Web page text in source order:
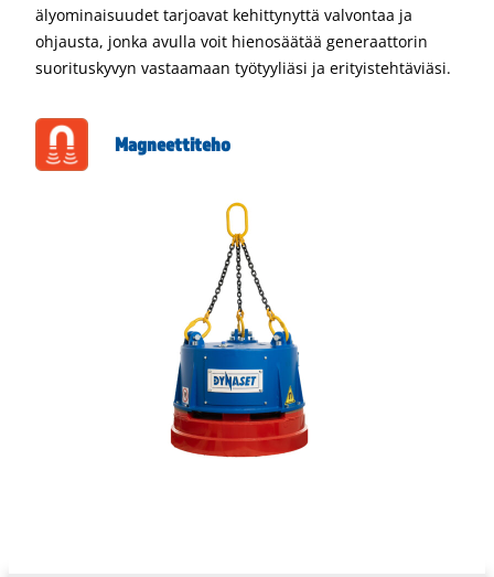
älyominaisuudet tarjoavat kehittynyttä valvontaa ja
ohjausta, jonka avulla voit hienosäätää generaattorin
suorituskyvyn vastaamaan työtyyliäsi ja erityistehtäviäsi.
Magneettiteho